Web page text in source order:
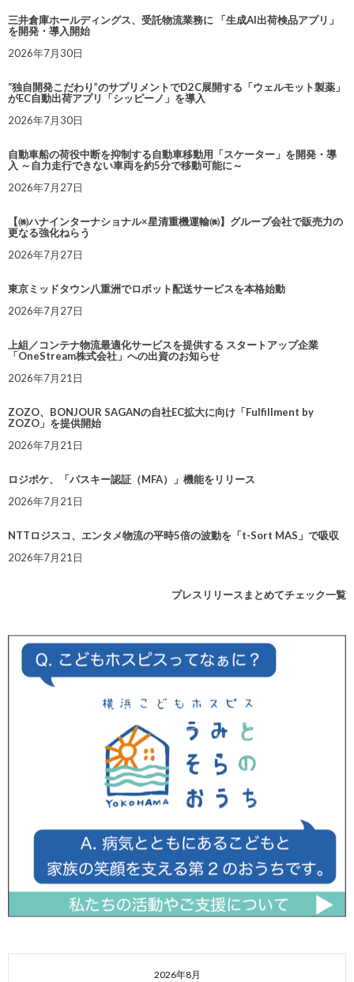
三井倉庫ホールディングス、受託物流業務に 「生成AI出荷検品アプリ」
を開発・導入開始
2026年7月30日
“独自開発こだわり”のサプリメントでD2C展開する「ウェルモット製薬」
がEC自動出荷アプリ「シッピーノ」を導入
2026年7月30日
自動車船の荷役中断を抑制する自動車移動用「スケーター」を開発・導
入 ～自力走行できない車両を約5分で移動可能に～
2026年7月27日
【㈱ハナインターナショナル×星清重機運輸㈱】グループ会社で販売力の
更なる強化ねらう
2026年7月27日
東京ミッドタウン八重洲でロボット配送サービスを本格始動
2026年7月27日
上組／コンテナ物流最適化サービスを提供する スタートアップ企業
「OneStream株式会社」への出資のお知らせ
2026年7月21日
ZOZO、BONJOUR SAGANの自社EC拡大に向け「Fulfillment by
ZOZO」を提供開始
2026年7月21日
ロジポケ、「パスキー認証（MFA）」機能をリリース
2026年7月21日
NTTロジスコ、エンタメ物流の平時5倍の波動を「t-Sort MAS」で吸収
2026年7月21日
プレスリリースまとめてチェック一覧
2026年8月